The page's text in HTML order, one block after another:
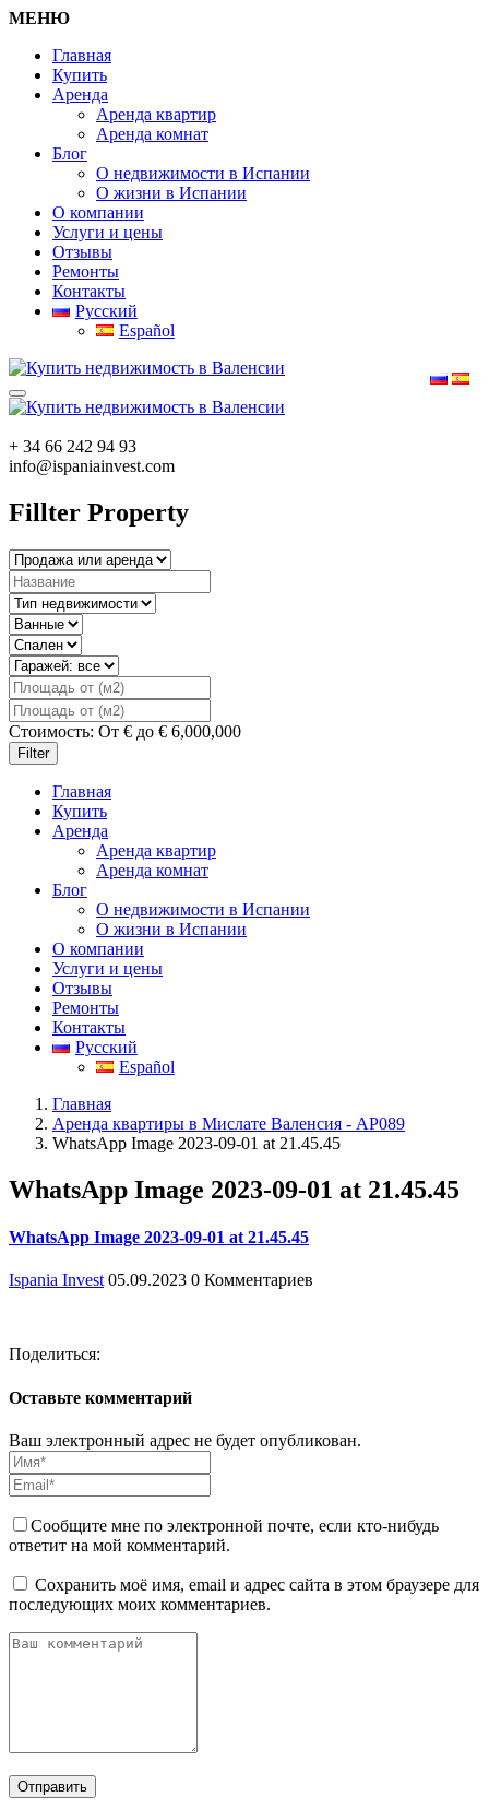
МЕНЮ
Главная
Купить
Аренда
Аренда квартир
Аренда комнат
Блог
О недвижимости в Испании
О жизни в Испании
О компании
Услуги и цены
Отзывы
Ремонты
Контакты
Русский
Español
+ 34 66 242 94 93
info@ispaniainvest.com
Fillter Property
Стоимость: От € до € 6,000,000
Filter
Главная
Купить
Аренда
Аренда квартир
Аренда комнат
Блог
О недвижимости в Испании
О жизни в Испании
О компании
Услуги и цены
Отзывы
Ремонты
Контакты
Русский
Español
Главная
Аренда квартиры в Мислате Валенсия - АР089
WhatsApp Image 2023-09-01 at 21.45.45
WhatsApp Image 2023-09-01 at 21.45.45
WhatsApp Image 2023-09-01 at 21.45.45
Ispania Invest 05.09.2023 0 Комментариев
Поделиться:
Оставьте комментарий
Ваш электронный адрес не будет опубликован.
Сообщите мне по электронной почте, если кто-нибудь
ответит на мой комментарий.
Сохранить моё имя, email и адрес сайта в этом браузере для
последующих моих комментариев.